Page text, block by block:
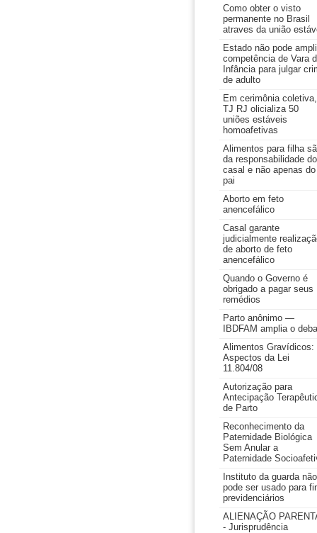
Como obter o visto
permanente no Brasil
atraves da união
Estado não pode
competência de Vara
Infância para julgar
de adulto
Em cerimônia coletiva,
TJ RJ olicializa 50
uniões estáveis
homoafetivas
Alimentos para filha
da responsabilidade do
casal e não apenas do
pai
Aborto em feto
anencefálico
Casal garante
judicialmente
de aborto de feto
anencefálico
Quando o Governo é
obrigado a pagar seus
remédios
Parto anônimo —
IBDFAM amplia o
Alimentos Gravídicos:
Aspectos da Lei
11.804/08
Autorização para
Antecipação
de Parto
Reconhecimento da
Paternidade Biológica
Sem Anular a
Paternidade
Instituto da guarda não
pode ser usado para
previdenciários
ALIENAÇÃO
- Jurisprudência